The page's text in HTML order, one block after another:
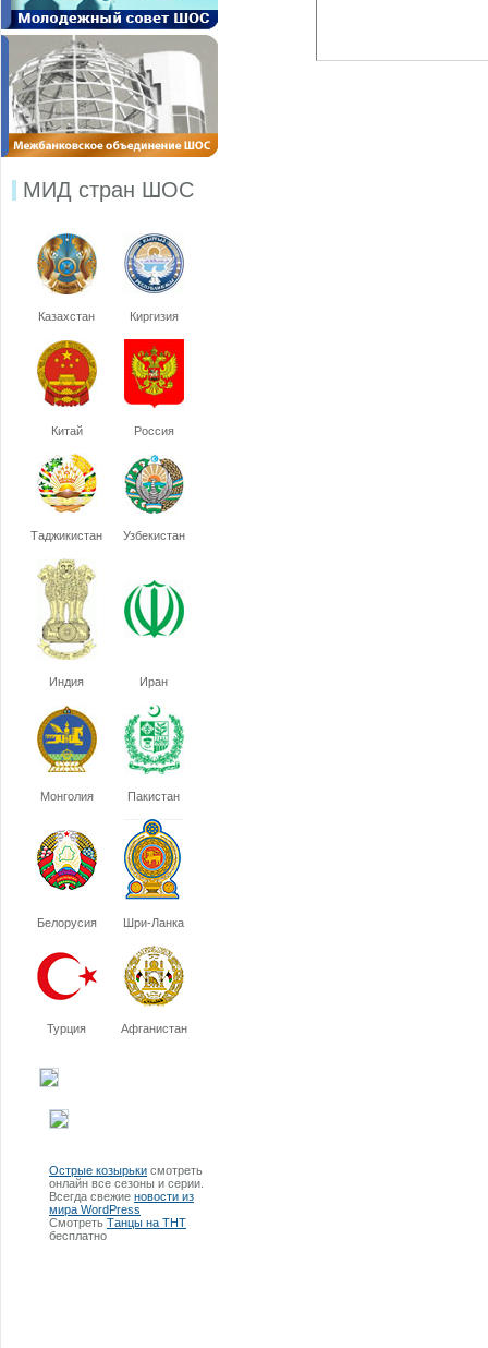
МИД стран ШОС
Казахстан Киргизия
Китай Россия
Таджикистан Узбекистан
Индия Иран
Монголия Пакистан
Белорусия Шри-Ланка
Турция Афганистан
Острые козырьки смотреть
онлайн все сезоны и серии.
Всегда свежие новости из
мира WordPress
Смотреть Танцы на ТНТ
бесплатно